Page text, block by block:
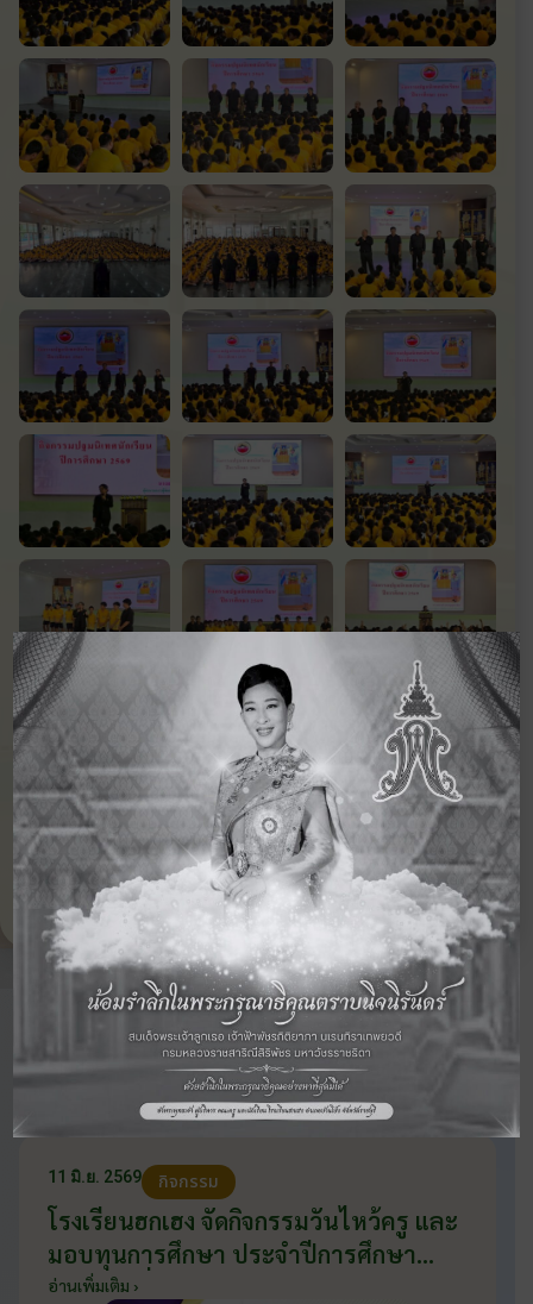
‹ กิจกรรม
ก่อนหน้า
ดูภาพกิจกรรม
อื่นๆ ในปี 2569
กิจกรรม
ถัดไป ›
ข่าวสารและภาพกิจกรรม
ทางการศึกษา
11 มิ.ย. 2569 กิจกรรม
โรงเรียนฮกเฮง จัดกิจกรรมวันไหว้ครู และ
มอบทุนการศึกษา ประจำปีการศึกษา
2569 วันที่ 11 มิถุนายน 2569
อ่านเพิ่มเติม ›